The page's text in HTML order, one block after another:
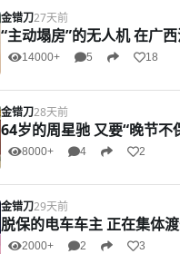
金错刀27天前
“主动塌房”的无人机 在广
14000+ 5 18
金错刀28天前
64岁的周星驰 又要“晚节不
8000+ 4 2
金错刀29天前
脱保的电车车主 正在集体
2000+ 2 3